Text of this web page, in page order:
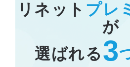
リネット プレ
が
選ばれる3